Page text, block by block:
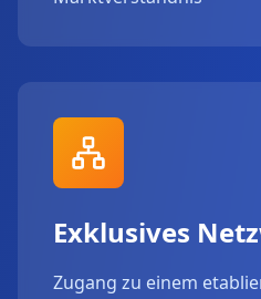
Exklusives
Zugang zu einem